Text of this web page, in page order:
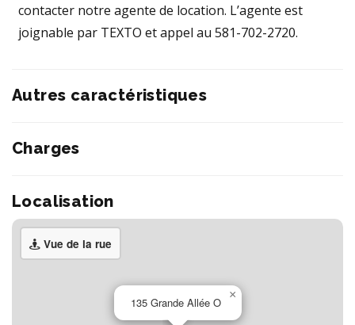
contacter notre agente de location. L’agente est
joignable par TEXTO et appel au 581-702-2720.
Autres caractéristiques
Charges
Localisation
Vue de la rue
135 Grande Allée O
×